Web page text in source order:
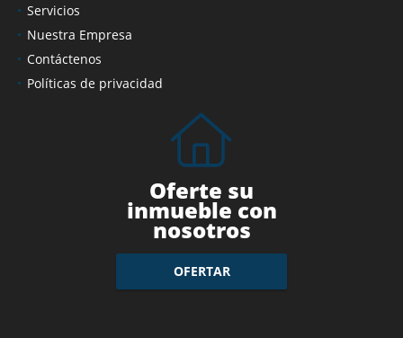
Servicios
Nuestra Empresa
Contáctenos
Políticas de privacidad
Oferte su
inmueble con
nosotros
OFERTAR